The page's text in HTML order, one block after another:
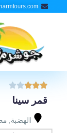
إلى
قمر سينا
الهضبة,